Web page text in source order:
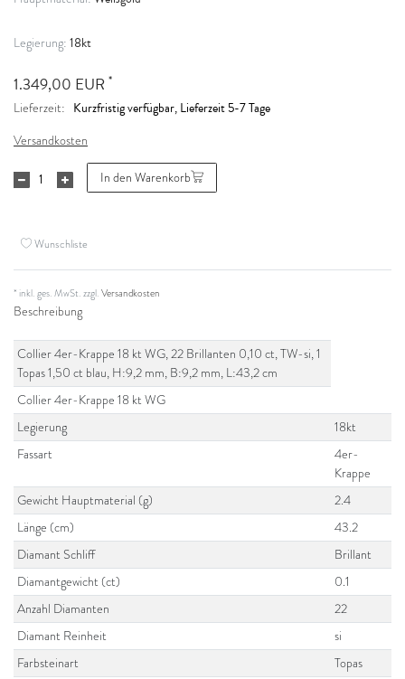
Legierung: 18kt
1.349,00 EUR *
Lieferzeit: Kurzfristig verfügbar, Lieferzeit 5-7 Tage
Versandkosten
In den Warenkorb
Wunschliste
* inkl. ges. MwSt. zzgl.Versandkosten
Beschreibung
Collier 4er-Krappe 18 kt WG, 22 Brillanten 0,10 ct, TW-si, 1
Topas 1,50 ct blau, H:9,2 mm, B:9,2 mm, L:43,2 cm
Collier 4er-Krappe 18 kt WG
Legierung
18kt
Fassart
4er-
Krappe
Gewicht Hauptmaterial (g)
2.4
Länge (cm)
43.2
Diamant Schliff
Brillant
Diamantgewicht (ct)
0.1
Anzahl Diamanten
22
Diamant Reinheit
si
Farbsteinart
Topas